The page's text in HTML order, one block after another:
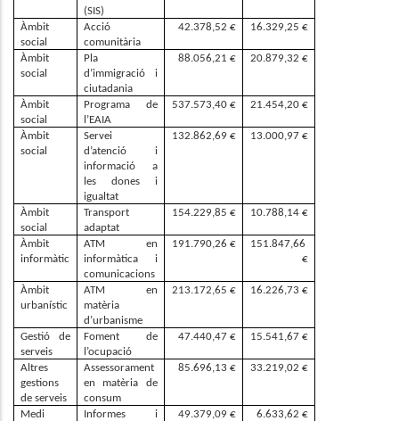
(SIS)
Àmbit
social
Acció
comunitària
42.378,52 € 16.329,25 €
Àmbit
social
Pla
d’immigració i
ciutadania
88.056,21 € 20.879,32 €
Àmbit
social
Programa de
l’EAIA
537.573,40 € 21.454,20 €
Àmbit
social
Servei
d’atenció i
informació a
les dones i
igualtat
132.862,69 € 13.000,97 €
Àmbit
social
Transport
adaptat
154.229,85 € 10.788,14 €
Àmbit
informàtic
ATM en
informàtica i
comunicacions
191.790,26 €
151.847,66
€
Àmbit
urbanístic
ATM en
matèria
d’urbanisme
213.172,65 € 16.226,73 €
Gestió de
serveis
Foment de
l’ocupació
47.440,47 € 15.541,67 €
Altres
gestions
de serveis
Assessorament
en matèria de
consum
85.696,13 € 33.219,02 €
Medi
Informes  i
49.379,09 € 6.633,62 €